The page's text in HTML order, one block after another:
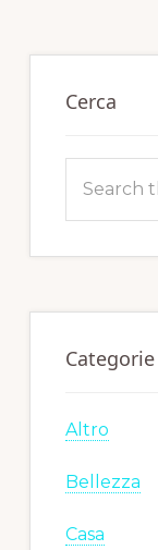
Primary
Sidebar
Cerca
this
Categorie
Altro
Bellezza
Casa